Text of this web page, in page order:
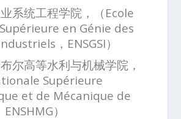
系统工程学院，（Ecole
en Génie des
，ENSGSI）
尔高等水利与机械学院，
Supérieure
et de Mécanique de
）